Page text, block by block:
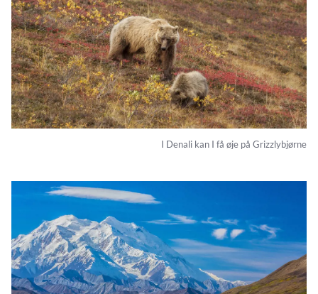
I Denali kan I få øje på Grizzlybjørne